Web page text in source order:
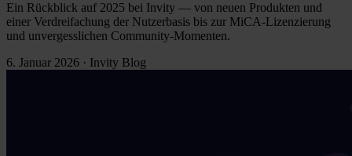
Ein Rückblick auf 2025 bei Invity — von neuen Produkten und
einer Verdreifachung der Nutzerbasis bis zur MiCA-Lizenzierung
und unvergesslichen Community-Momenten.
6. Januar 2026 · Invity Blog